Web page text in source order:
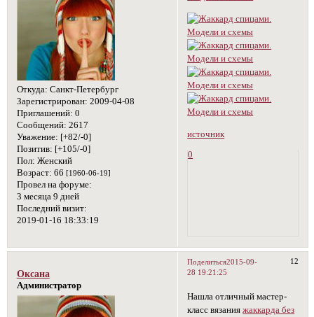
Откуда: Санкт-Петербург
Зарегистрирован: 2009-04-08
Приглашений: 0
Сообщений: 2617
Уважение: [+82/-0]
Позитив: [+105/-0]
Пол: Женский
Возраст: 66 [1960-06-19]
Провел на форуме:
3 месяца 9 дней
Последний визит:
2019-01-16 18:33:19
источник
0
Поделиться 12
2015-09-
28 19:21:25
Оксана
Администратор
Нашла отличный мастер-
класс вязанияжаккарда без